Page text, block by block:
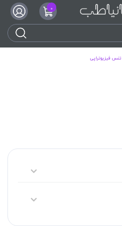
0
تنس فیزیوتراپی